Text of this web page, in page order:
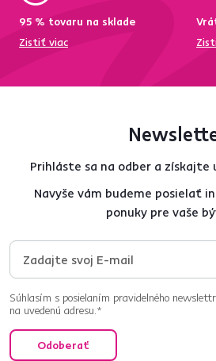
95 % tovaru na sklade
Zistiť viac
Prihláste sa na odber a získajte
Navyše vám budeme posielať
ponuky pre vaše
Súhlasím s posielaním pravidelného
na uvedenú adresu.*
Odoberať